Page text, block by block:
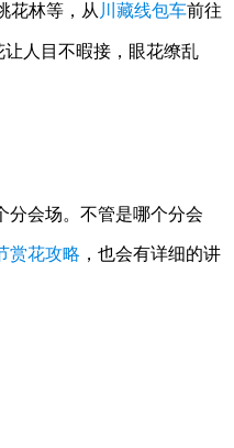
花林等，从 川藏线包车前往
人目不暇接，眼花缭乱
会场。不管是哪个分会
赏花攻略 ，也会有详细的讲